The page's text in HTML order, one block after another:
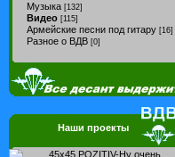
Музыка [132]
Видео [115]
Армейские песни под гитару [16]
Разное о ВДВ [0]
Наши проекты